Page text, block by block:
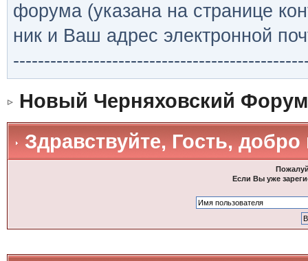
форума (указана на странице
ник и Ваш адрес электронной
Новый Черняховский Форум
Здравствуйте, Гость,
Если Вы уже